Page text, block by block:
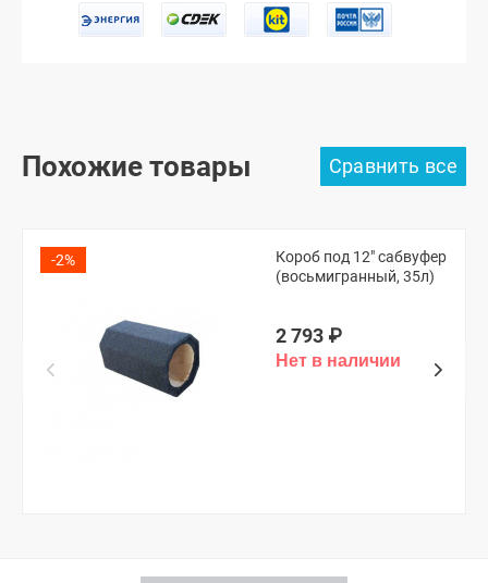
Похожие товары
-2%
Короб под 12" сабвуфер
(восьмигранный, 35л)
2 793 ₽